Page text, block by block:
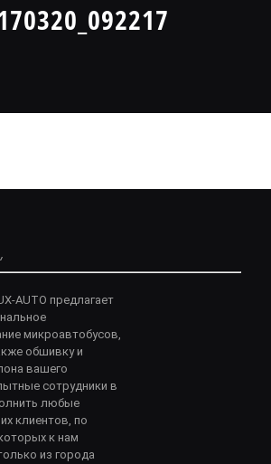
AUTO предлагает
микроавтобусов,
обшивку и
вашего
сотрудники в
любые
клиентов, по
к нам
из города